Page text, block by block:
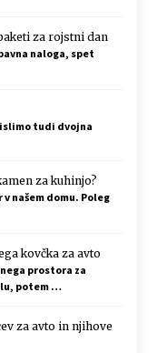
za rojstni dan
naloga, spet
tudi dvojna
za kuhinjo?
našem domu. Poleg
kovčka za avto
prostora za
potem …
za avto in njihove